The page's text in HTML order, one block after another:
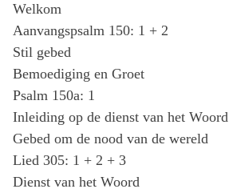
Welkom
Aanvangspsalm 150: 1 + 2
Stil gebed
Bemoediging en Groet
Psalm 150a: 1
Inleiding op de dienst van het Woord
Gebed om de nood van de wereld
Lied 305: 1 + 2 + 3
Dienst van het Woord